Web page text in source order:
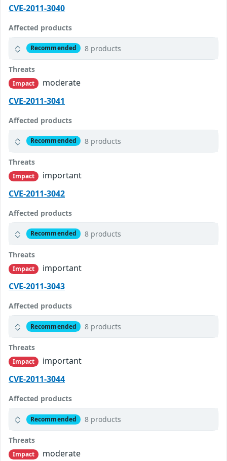
CVE-2011-3040
Affected products
Recommended 8 products
Threats
Impact
moderate
CVE-2011-3041
Affected products
Recommended 8 products
Threats
Impact
important
CVE-2011-3042
Affected products
Recommended 8 products
Threats
Impact
important
CVE-2011-3043
Affected products
Recommended 8 products
Threats
Impact
important
CVE-2011-3044
Affected products
Recommended 8 products
Threats
Impact
moderate